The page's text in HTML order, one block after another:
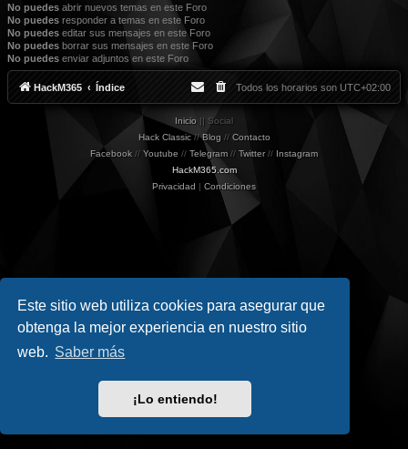
Este sitio web utiliza cookies para asegurar que
obtenga la mejor experiencia en nuestro sitio
web. Saber más
¡Lo entiendo!
No puedes abrir nuevos temas en este Foro
No puedes responder a temas en este Foro
No puedes editar sus mensajes en este Foro
No puedes borrar sus mensajes en este Foro
No puedes enviar adjuntos en este Foro
HackM365 Índice Todos los horarios son UTC+02:00
Inicio || Social
Hack Classic//Blog // Contacto
Facebook // Youtube // Telegram // Twitter// Instagram
HackM365.com
Privacidad | Condiciones